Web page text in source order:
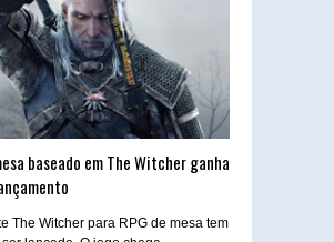
baseado em The Witcher ganha
The Witcher para RPG de mesa tem